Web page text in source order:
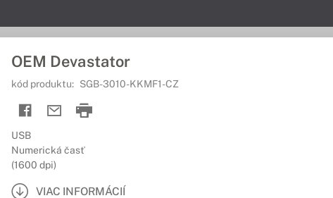
OEM Devastator
kód produktu: SGB-3010-KKMF1-CZ
USB
Numerická časť
(1600 dpi)
VIAC INFORMÁCIÍ